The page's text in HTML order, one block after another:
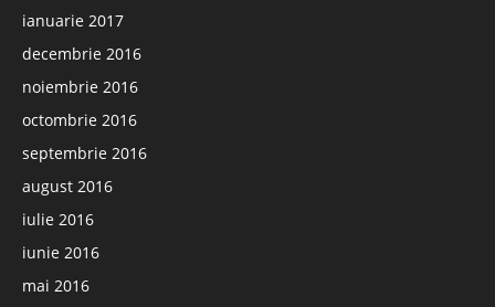
ianuarie 2017
decembrie 2016
noiembrie 2016
octombrie 2016
septembrie 2016
august 2016
iulie 2016
iunie 2016
mai 2016